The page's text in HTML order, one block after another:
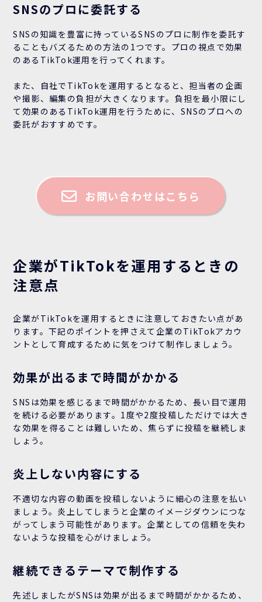
SNSのプロに委託する
SNSの知識を豊富に持っているSNSのプロに制作を委託す
ることもバズるための方法の1つです。プロの視点で効果
のあるTikTok運用を行ってくれます。
また、自社でTikTokを運用するとなると、担当者の企画
や撮影、編集の負担が大きくなります。負担を最小限にし
て効果のあるTikTok運用を行うために、SNSのプロへの
委託がおすすめです。
お問い合わせはこちら
企業がTikTokを運用するときの
注意点
企業がTikTokを運用するときに注意しておきたい点があ
ります。下記のポイントを押さえて企業のTikTokアカウ
ントとして育成するために気をつけて制作しましょう。
効果が出るまで時間がかかる
SNSは効果を感じるまで時間がかかるため、長い目で運用
を続ける必要があります。1度や2度投稿しただけでは大き
な効果を得ることは難しいため、焦らずに投稿を継続しま
しょう。
炎上しない内容にする
不適切な内容の動画を投稿しないように細心の注意を払い
ましょう。炎上してしまうと企業のイメージダウンにつな
がってしまう可能性があります。企業としての信頼を失わ
ないような投稿を心がけましょう。
継続できるテーマで制作する
先述しましたがSNSは効果が出るまで時間がかかるため、